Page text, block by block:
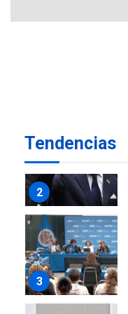
Tendencias
2
3